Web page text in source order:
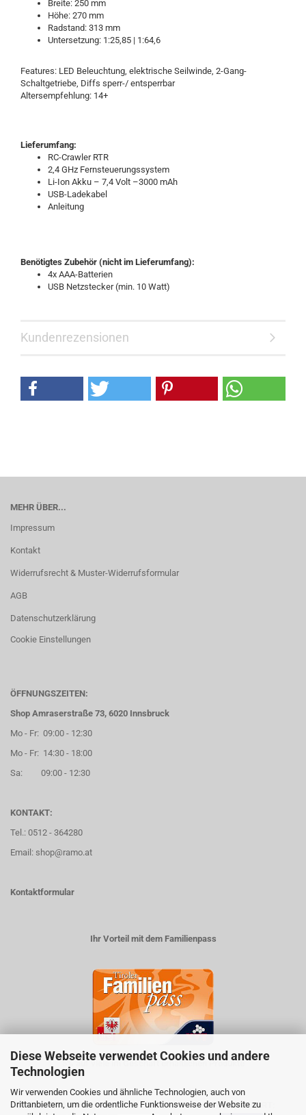
Diese Webseite verwendet Cookies und andere
Technologien
Wir verwenden Cookies und ähnliche Technologien, auch von
Drittanbietern, um die ordentliche Funktionsweise der Website zu
Breite: 250 mm
Höhe: 270 mm
Radstand: 313 mm
Untersetzung: 1:25,85 | 1:64,6
Features: LED Beleuchtung, elektrische Seilwinde, 2-Gang-
Schaltgetriebe, Diffs sperr-/ entsperrbar
Altersempfehlung: 14+
Lieferumfang:
RC-Crawler RTR
2,4 GHz Fernsteuerungssystem
Li-Ion Akku – 7,4 Volt –3000 mAh
USB-Ladekabel
Anleitung
Benötigtes Zubehör (nicht im Lieferumfang):
4x AAA-Batterien
USB Netzstecker (min. 10 Watt)
Kundenrezensionen
MEHR ÜBER...
Impressum
Kontakt
Widerrufsrecht & Muster-Widerrufsformular
AGB
Datenschutzerklärung
Cookie Einstellungen
ÖFFNUNGSZEITEN:
Shop Amraserstraße 73, 6020 Innsbruck
Mo - Fr: 09:00 - 12:30
Mo - Fr: 14:30 - 18:00
Sa: 09:00 - 12:30
KONTAKT:
Tel.: 0512 - 364280
Email: shop@ramo.at
Kontaktformular
Ihr Vorteil mit dem Familienpass
5% auf viele im Geschäft erhältlichen Produkte
ZAHLUNGSARTEN VERSANDART: